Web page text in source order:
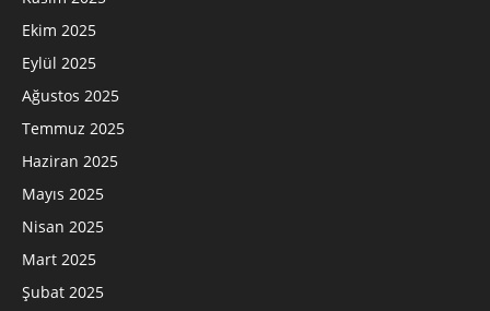
Ekim 2025
Eylül 2025
Ağustos 2025
Temmuz 2025
Haziran 2025
Mayıs 2025
Nisan 2025
Mart 2025
Şubat 2025